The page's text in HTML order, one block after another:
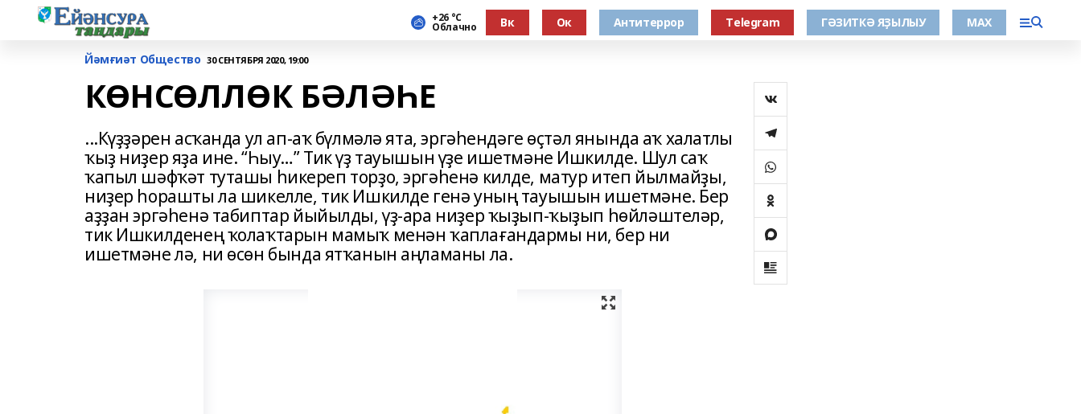
+26 °С
Облачно Вк Ок Антитеррор Тelegram ГӘЗИТКӘ ЯҘЫЛЫУ МАХ
Йәмғиәт Общество 30 СЕНТЯБРЯ 2020, 19:00
КӨНСӨЛЛӨК БӘЛӘҺЕ
...Күҙҙәрен асҡанда ул ап-аҡ бүлмәлә ята, эргәһендәге өҫтәл янында аҡ халатлы
ҡыҙ ниҙер яҙа ине. “Һыу…” Тик үҙ тауышын үҙе ишетмәне Ишкилде. Шул саҡ
ҡапыл шәфҡәт туташы һикереп торҙо, эргәһенә килде, матур итеп йылмайҙы,
ниҙер һорашты ла шикелле, тик Ишкилде генә уның тауышын ишетмәне. Бер
аҙҙан эргәһенә табиптар йыйылды, үҙ-ара ниҙер ҡыҙып-ҡыҙып һөйләштеләр,
тик Ишкилденең ҡолаҡтарын мамыҡ менән ҡаплағандармы ни, бер ни
ишетмәне лә, ни өсөн бында ятҡанын аңламаны ла.